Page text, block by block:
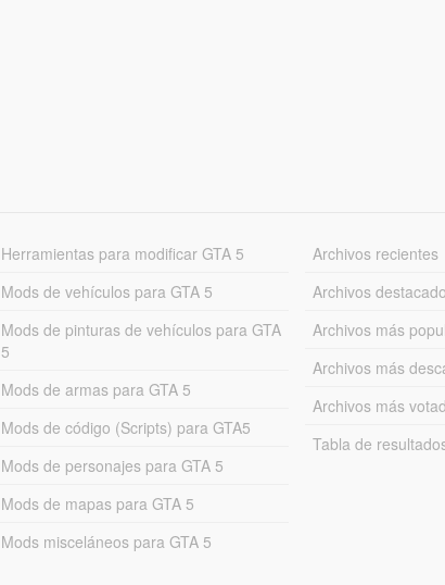
Herramientas para modificar GTA 5
Mods de vehículos para GTA 5
Mods de pinturas de vehículos para GTA
5
Mods de armas para GTA 5
Mods de código (Scripts) para GTA5
Mods de personajes para GTA 5
Mods de mapas para GTA 5
Mods misceláneos para GTA 5
Archivos recientes
Archivos
Archivos más
Archivos más
Archivos más
Tabla de